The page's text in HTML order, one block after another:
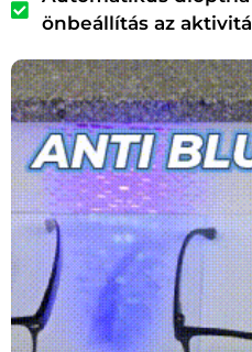
önbeállítás az